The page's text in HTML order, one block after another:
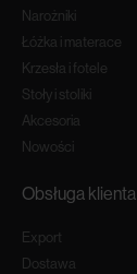
Narożniki
Łóżka i materace
Krzesła i fotele
Stoły i stoliki
Akcesoria
Nowości
Obsługa klienta
Export
Dostawa